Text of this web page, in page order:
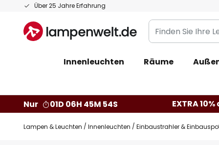
Über 25 Jahre Erfahrung
Zum
springen
Finden
Sie
Leuchte...
Innenleuchten Räume
Nur
01D 06H 45M 53S EXTRA
Lampen & Leuchten Innenleuchten Einbaustrahler &